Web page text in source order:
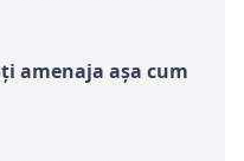
amenaja așa cum